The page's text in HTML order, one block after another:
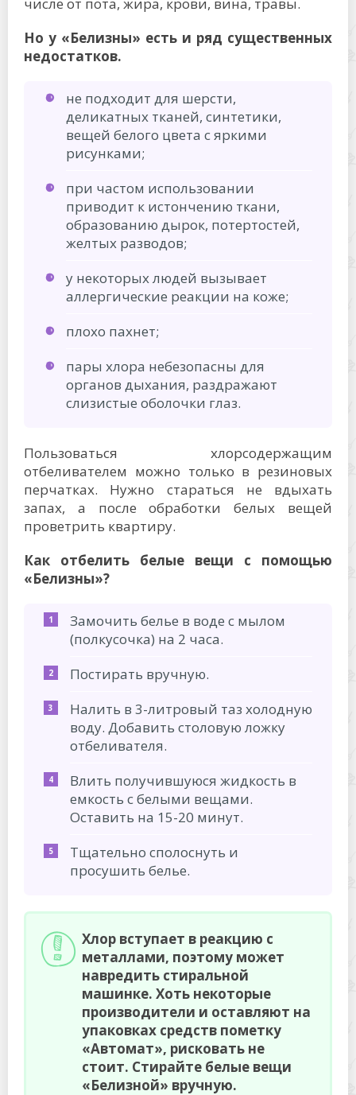
Но у «Белизны» есть и ряд существенных
недостатков.
не подходит для шерсти,
деликатных тканей, синтетики,
вещей белого цвета с яркими
рисунками;
при частом использовании
приводит к истончению ткани,
образованию дырок, потертостей,
желтых разводов;
у некоторых людей вызывает
аллергические реакции на коже;
плохо пахнет;
пары хлора небезопасны для
органов дыхания, раздражают
слизистые оболочки глаз.
Пользоваться хлорсодержащим
отбеливателем можно только в резиновых
перчатках. Нужно стараться не вдыхать
запах, а после обработки белых вещей
проветрить квартиру.
Как отбелить белые вещи с помощью
«Белизны»?
Замочить белье в воде с мылом
(полкусочка) на 2 часа.
Постирать вручную.
Налить в 3-литровый таз холодную
воду. Добавить столовую ложку
отбеливателя.
Влить получившуюся жидкость в
емкость с белыми вещами.
Оставить на 15-20 минут.
Тщательно сполоснуть и
просушить белье.
Хлор вступает в реакцию с
металлами, поэтому может
навредить стиральной
машинке. Хоть некоторые
производители и оставляют на
упаковках средств пометку
«Автомат», рисковать не
стоит. Стирайте белые вещи
«Белизной» вручную.